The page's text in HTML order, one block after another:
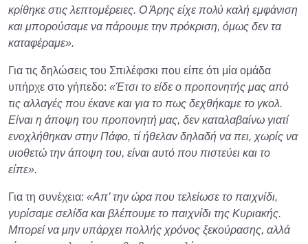
κρίθηκε στις λεπτομέρειες. Ο Άρης είχε πολύ καλή εμφάνιση
και μπορούσαμε να πάρουμε την πρόκριση, όμως δεν τα
καταφέραμε».
Για τις δηλώσεις του Σπιλέφσκι που είπε ότι μία ομάδα
υπήρχε στο γήπεδο: «Έτσι το είδε ο προπονητής μας από
τις αλλαγές που έκανε και για το πως δεχθήκαμε το γκολ.
Είναι η άποψη του προπονητή μας, δεν καταλαβαίνω γιατί
ενοχλήθηκαν στην Πάφο, τί ήθελαν δηλαδή να πει, χωρίς να
υιοθετώ την άποψη του, είναι αυτό που πιστεύει και το
είπε».
Για τη συνέχεια: «Απ’ την ώρα που τελείωσε το παιχνίδι,
γυρίσαμε σελίδα και βλέπουμε το παιχνίδι της Κυριακής.
Μπορεί να μην υπάρχει πολλής χρόνος ξεκούρασης, αλλά